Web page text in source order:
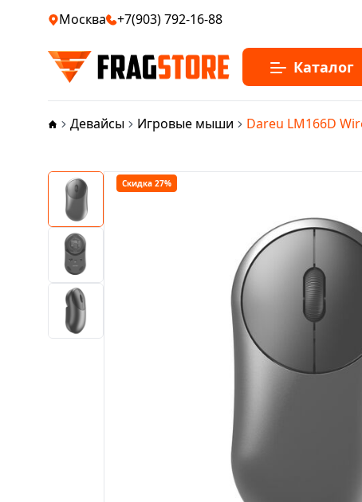
Москва +7(903) 792-16-88
Каталог
Девайсы Игровые мыши Dareu LM166D
Скидка 27%